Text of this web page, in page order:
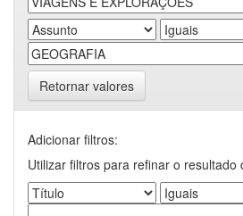
Retornar valores
Adicionar filtros:
Utilizar filtros para refinar o resultado